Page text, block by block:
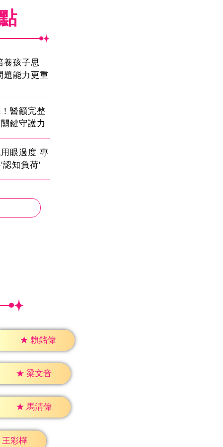
養孩子思
題能力更重
醫籲完整
鍵守護力
眼過度 專
認知負荷'
★ 賴銘偉
★ 梁文音
★ 馬清偉
王彩樺